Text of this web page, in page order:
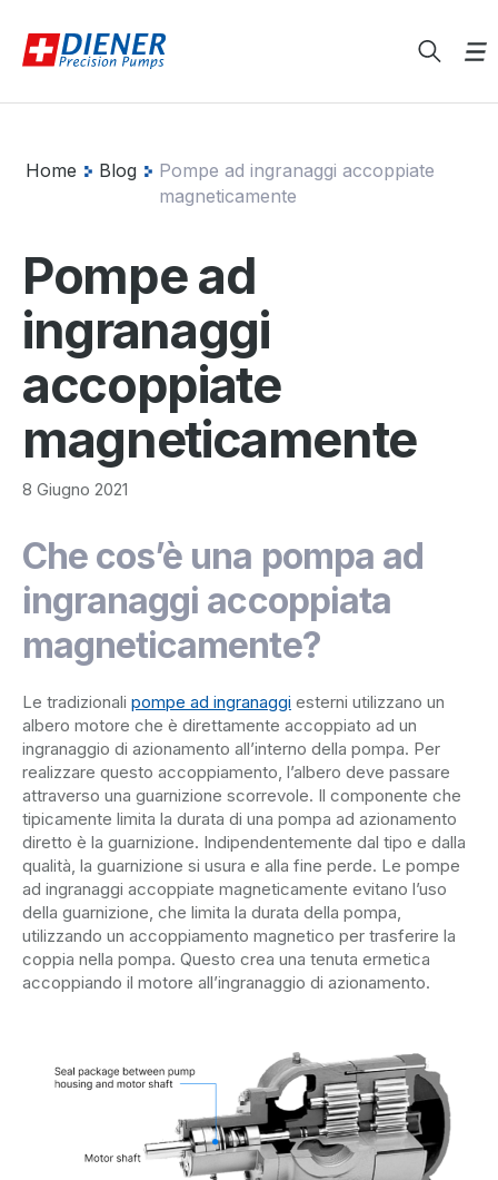
Home Blog
Pompe ad ingranaggi accoppiate
magneticamente
Pompe ad
ingranaggi
accoppiate
magneticamente
8 Giugno 2021
Che cos’è una pompa ad
ingranaggi accoppiata
magneticamente?
Le tradizionali pompe ad ingranaggi esterni utilizzano un
albero motore che è direttamente accoppiato ad un
ingranaggio di azionamento all’interno della pompa. Per
realizzare questo accoppiamento, l’albero deve passare
attraverso una guarnizione scorrevole. Il componente che
tipicamente limita la durata di una pompa ad azionamento
diretto è la guarnizione. Indipendentemente dal tipo e dalla
qualità, la guarnizione si usura e alla fine perde. Le pompe
ad ingranaggi accoppiate magneticamente evitano l’uso
della guarnizione, che limita la durata della pompa,
utilizzando un accoppiamento magnetico per trasferire la
coppia nella pompa. Questo crea una tenuta ermetica
accoppiando il motore all’ingranaggio di azionamento.